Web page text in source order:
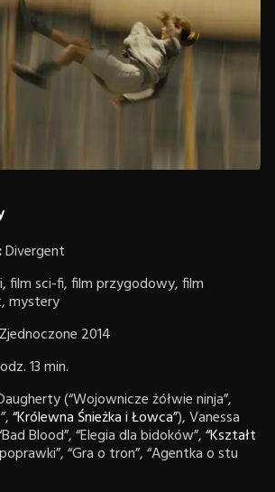
Divergent
film sci-fi, film przygodowy, film
mystery
2014
13 min.
(“Wojownicze żółwie ninja”,
“Królewna Śnieżka i Łowca”), Vanessa
Blood”, “Elegia dla bidoków”,“Kształt
“Gra o tron”, “Agentka o stu